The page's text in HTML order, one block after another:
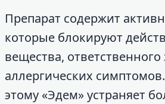
Препарат содержит
которые блокируют
вещества, ответственного
аллергических
этому «Эдем» устраняет